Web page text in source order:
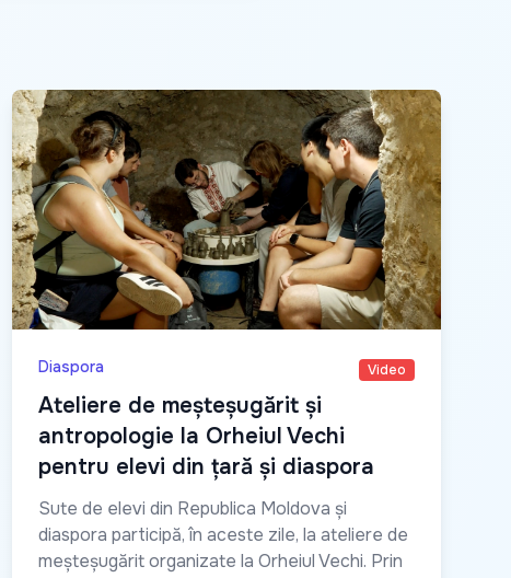
Diaspora Video
Ateliere de meșteșugărit și
antropologie la Orheiul Vechi
pentru elevi din țară și diaspora
Sute de elevi din Republica Moldova și
diaspora participă, în aceste zile, la ateliere de
meșteșugărit organizate la Orheiul Vechi. Prin